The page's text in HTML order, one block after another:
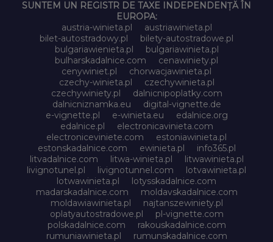
SUNTEM UN REGISTR DE TAXE INDEPENDENȚĂ ÎN
EUROPA:
austria-winieta.pl
austriawinieta.pl
bilet-autostradowy.pl
bilety-autostradowe.pl
bulgariawienieta.pl
bulgariawinieta.pl
bulharskadalnice.com
cenawiniety.pl
cenywiniet.pl
chorwacjawinieta.pl
czechy-winieta.pl
czechywinieta.pl
czechywiniety.pl
dalnicnipoplatky.com
dalnicniznamka.eu
digital-vignette.de
e-vignette.pl
e-winieta.eu
edalnice.org
edalnice.pl
electronicavinieta.com
electroniceviniete.com
estoniawinieta.pl
estonskadalnice.com
ewinieta.pl
info365.pl
litvadalnice.com
litwa-winieta.pl
litwawinieta.pl
livignotunel.pl
livignotunnel.com
lotvawinieta.pl
lotwawinieta.pl
lotysskadalnice.com
madarskadalnice.com
moldavskadalnice.com
moldawiawinieta.pl
najtanszewiniety.pl
oplatyautostradowe.pl
pl-vignette.com
polskadalnice.com
rakouskadalnice.com
rumuniawinieta.pl
rumunskadalnice.com